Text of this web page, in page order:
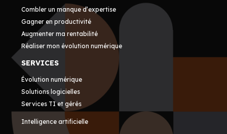
Combler un manque d’expertise
Gagner en productivité
Augmenter ma rentabilité
Réaliser mon évolution numérique
SERVICES
Évolution numérique
Solutions logicielles
Services TI et gérés
Intelligence artificielle